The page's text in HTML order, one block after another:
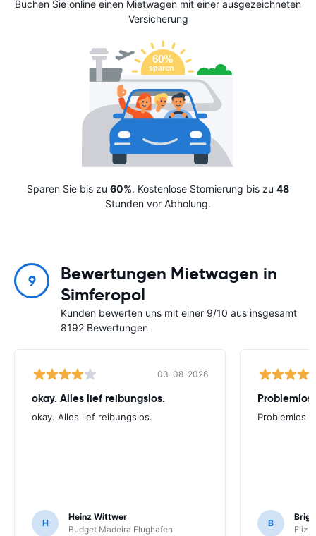
Buchen Sie online einen Mietwagen mit einer ausgezeichneten
Versicherung
Sparen Sie bis zu 60%. Kostenlose Stornierung bis zu 48
Stunden vor Abholung.
9
Bewertungen Mietwagen in
Simferopol
Kunden bewerten uns mit einer 9/10 aus insgesamt
8192 Bewertungen
03-08-2026
okay. Alles lief reibungslos.
okay. Alles lief reibungslos.
H
Heinz Wittwer
Budget Madeira Flughafen
Problemlos
Problemlos
B